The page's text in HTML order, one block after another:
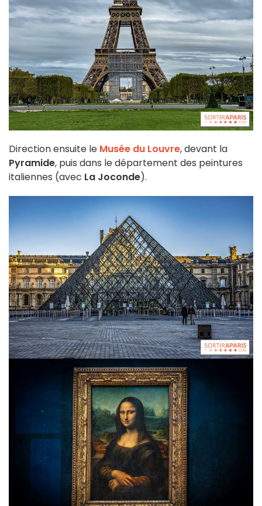
Direction ensuite le Musée du Louvre, devant la
Pyramide, puis dans le département des peintures
italiennes (avec La Joconde).